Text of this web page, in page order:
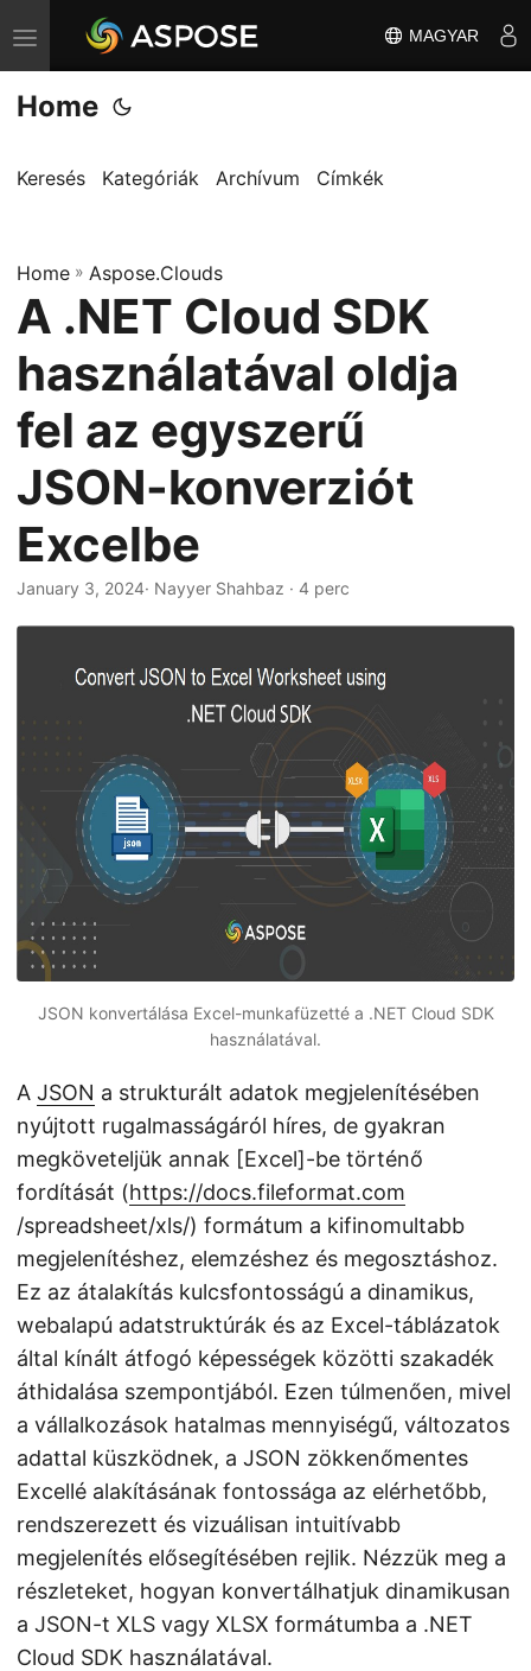
T
o
g
l
a
v
i
g
a
o
n
MAGYAR
Home
Keresés Kategóriák Archívum Címkék
Home » Aspose.Clouds
A .NET Cloud SDK
használatával oldja
fel az egyszerű
JSON-konverziót
Excelbe
January 3, 2024· Nayyer Shahbaz · 4 perc
JSON konvertálása Excel-munkafüzetté a .NET Cloud SDK
használatával.
A JSON a strukturált adatok megjelenítésében
nyújtott rugalmasságáról híres, de gyakran
megköveteljük annak [Excel]-be történő
fordítását (https://docs.fileformat.com
/spreadsheet/xls/) formátum a kifinomultabb
megjelenítéshez, elemzéshez és megosztáshoz.
Ez az átalakítás kulcsfontosságú a dinamikus,
webalapú adatstruktúrák és az Excel-táblázatok
által kínált átfogó képességek közötti szakadék
áthidalása szempontjából. Ezen túlmenően, mivel
a vállalkozások hatalmas mennyiségű, változatos
adattal küszködnek, a JSON zökkenőmentes
Excellé alakításának fontossága az elérhetőbb,
rendszerezett és vizuálisan intuitívabb
megjelenítés elősegítésében rejlik. Nézzük meg a
részleteket, hogyan konvertálhatjuk dinamikusan
a JSON-t XLS vagy XLSX formátumba a .NET
Cloud SDK használatával.